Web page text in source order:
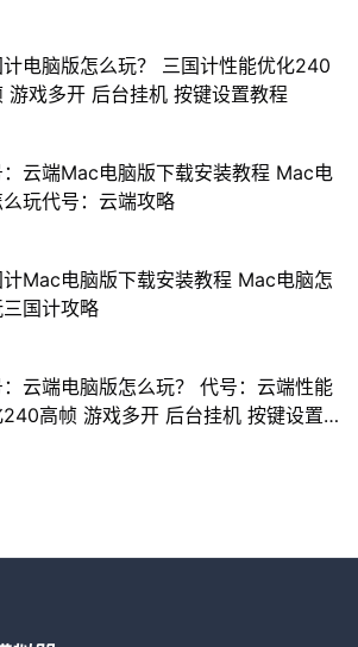
计电脑版怎么玩？ 三国计性能优化240
游戏多开 后台挂机 按键设置教程
云端Mac电脑版下载安装教程 Mac电
么玩代号：云端攻略
计Mac电脑版下载安装教程 Mac电脑怎
三国计攻略
云端电脑版怎么玩？ 代号：云端性能
高帧 游戏多开 后台挂机 按键设置